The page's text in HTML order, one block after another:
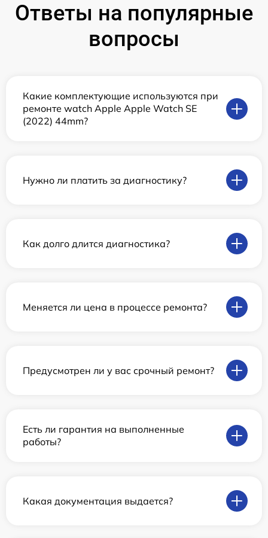
Ответы на популярные
вопросы
Какие комплектующие используются при
ремонте watch Apple Apple Watch SE
(2022) 44mm?
Нужно ли платить за диагностику?
Как долго длится диагностика?
Меняется ли цена в процессе ремонта?
Предусмотрен ли у вас срочный ремонт?
Есть ли гарантия на выполненные
работы?
Какая документация выдается?